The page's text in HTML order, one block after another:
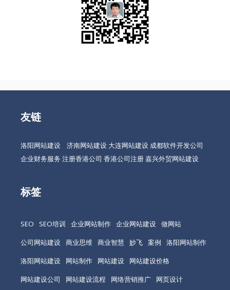
友链
洛阳网站建设 济南网站建设 大连网站建设 成都软件开发公司
企业财务服务 注册香港公司 香港公司注册嘉兴外贸网站建设
标签
SEO SEO培训 企业网站制作 企业网站建设 做网站
公司网站建设 商业思维 商业智慧 妙飞 案例
洛阳网站制作
洛阳网站建设
网站制作 网站建设
网站建设价格
网站建设公司
网站建设流程 网络营销推广
网页设计